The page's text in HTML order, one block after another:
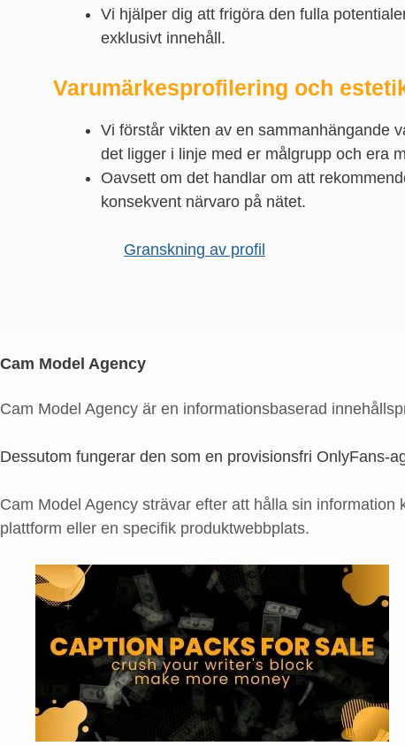
Vi hjälper dig att frigöra den fulla
exklusivt innehåll.
Varumärkesprofilering och
Vi förstår vikten av en sammanhängande
det ligger i linje med er målgrupp och era
Oavsett om det handlar om att
konsekvent närvaro på nätet.
Granskning av profil
Cam Model Agency
Cam Model Agency är en informationsbaserad
Dessutom fungerar den som en provisionsfri OnlyFans-
Cam Model Agency strävar efter att hålla sin
plattform eller en specifik produktwebbplats.